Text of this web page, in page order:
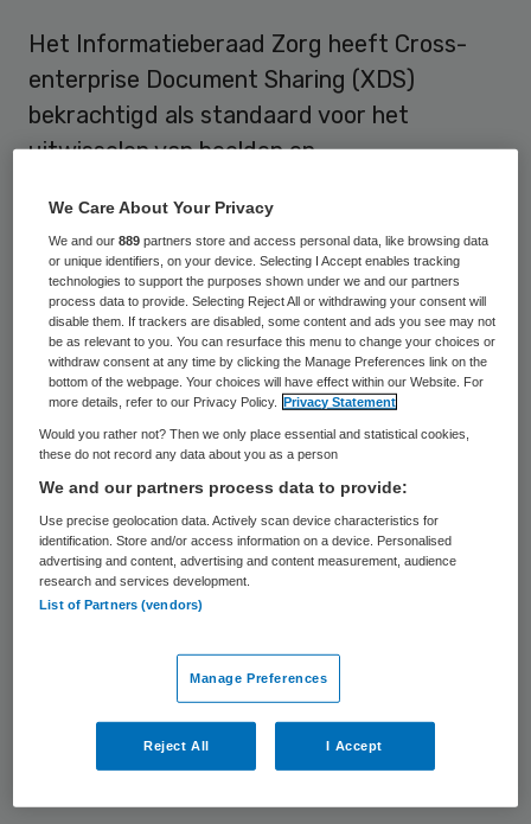
Het Informatieberaad Zorg heeft Cross-
enterprise Document Sharing (XDS)
bekrachtigd als standaard voor het
uitwisselen van beelden en
gedeelde standaard moet de digitale
informatieoverdracht in de zorg
eenvoudiger, veiliger en sneller maken.
XDS is eenblauwdruk voor een
gestandaardiseerde infrastructuur.
Daardoor kunnen binnen XDS veel
bestandsformaten uitwisselen zoals PDF,
Word, JPG, HL7-CDA en DICOM. Momenteel
wordt XDS vooral gebruikt voor digitale
beelduitwisseling, maar in principe kan elk
type bestand worden uitgewisseld, zoals
verslagen of beelden van aanvullende
onderzoeken. Zodoende kunnen alle
betrokken zorgverleners tijdig, volledig,
veilig en uniform geïnformeerd worden.
We Care About Your Privacy
We and our889 partners store and access personal data, like browsing data
or unique identifiers, on your device. Selecting I Accept enables tracking
technologies to support the purposes shown under we and our partners
process data to provide. Selecting Reject All or withdrawing your consent will
disable them. If trackers are disabled, some content and ads you see may not
be as relevant to you. You can resurface this menu to change your choices or
withdraw consent at any time by clicking the Manage Preferences link on the
bottom of the webpage. Your choices will have effect within our Website. For
more details, refer to our Privacy Policy.
Privacy Statement
Would you rather not? Then we only place essential and statistical cookies,
these do not record any data about you as a person
We and our partners process data to provide:
Use precise geolocation data. Actively scan device characteristics for
identification. Store and/or access information on a device. Personalised
advertising and content, advertising and content measurement, audience
research and services development.
List of Partners (vendors)
Manage Preferences
Reject All I Accept